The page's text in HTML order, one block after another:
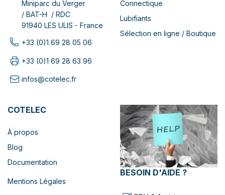
Miniparc du Verger
/ BAT-H / RDC
91940 LES ULIS - France
+33 (0)1 69 28 05 06
+33 (0)1 69 28 63 96
infos@cotelec.fr
Connectique
Lubifiants
Sélection en ligne / Boutique
COTELEC
À propos
Blog
Documentation
Mentions Légales
BESOIN D'AIDE ?